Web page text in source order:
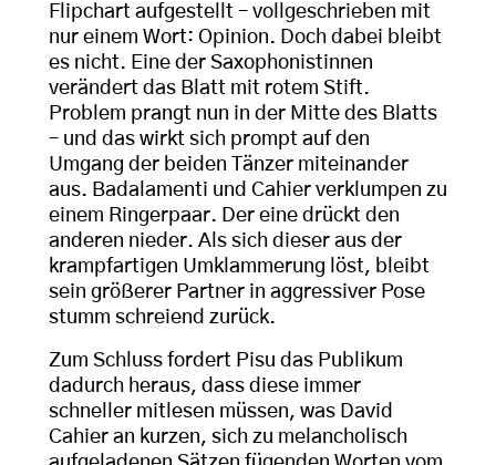
Flipchart aufgestellt – vollgeschrieben mit
nur einem Wort: Opinion. Doch dabei bleibt
es nicht. Eine der Saxophonistinnen
verändert das Blatt mit rotem Stift.
Problem prangt nun in der Mitte des Blatts
– und das wirkt sich prompt auf den
Umgang der beiden Tänzer miteinander
aus. Badalamenti und Cahier verklumpen zu
einem Ringerpaar. Der eine drückt den
anderen nieder. Als sich dieser aus der
krampfartigen Umklammerung löst, bleibt
sein größerer Partner in aggressiver Pose
stumm schreiend zurück.
Zum Schluss fordert Pisu das Publikum
dadurch heraus, dass diese immer
schneller mitlesen müssen, was David
Cahier an kurzen, sich zu melancholisch